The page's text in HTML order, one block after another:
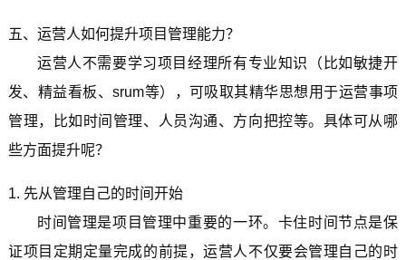
五、运营人如何提升项目管理能力？
运营人不需要学习项目经理所有专业知识（比如敏捷开
发、精益看板、srum等），可吸取其精华思想用于运营事项
管理，比如时间管理、人员沟通、方向把控等。具体可从哪
些方面提升呢？
1. 先从管理自己的时间开始
时间管理是项目管理中重要的一环。卡住时间节点是保
证项目定期定量完成的前提，运营人不仅要会管理自己的时